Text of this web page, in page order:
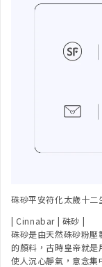
硃砂平安符化太歲十二
| Cinnabar | 硃砂 |
硃砂是由天然硃砂粉
的顏料，古時皇帝就是
使人沉心靜氣，意念集